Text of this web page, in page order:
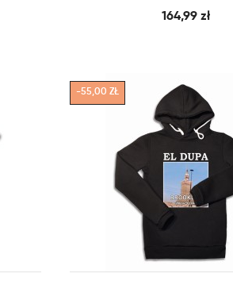
164,99 zł
-55,00 ZŁ